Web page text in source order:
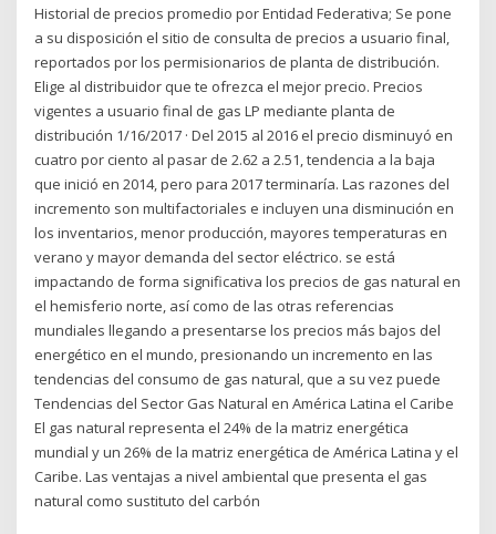
Historial de precios promedio por Entidad Federativa; Se pone
a su disposición el sitio de consulta de precios a usuario final,
reportados por los permisionarios de planta de distribución.
Elige al distribuidor que te ofrezca el mejor precio. Precios
vigentes a usuario final de gas LP mediante planta de
distribución 1/16/2017 · Del 2015 al 2016 el precio disminuyó en
cuatro por ciento al pasar de 2.62 a 2.51, tendencia a la baja
que inició en 2014, pero para 2017 terminaría. Las razones del
incremento son multifactoriales e incluyen una disminución en
los inventarios, menor producción, mayores temperaturas en
verano y mayor demanda del sector eléctrico. se está
impactando de forma significativa los precios de gas natural en
el hemisferio norte, así como de las otras referencias
mundiales llegando a presentarse los precios más bajos del
energético en el mundo, presionando un incremento en las
tendencias del consumo de gas natural, que a su vez puede
Tendencias del Sector Gas Natural en América Latina el Caribe
El gas natural representa el 24% de la matriz energética
mundial y un 26% de la matriz energética de América Latina y el
Caribe. Las ventajas a nivel ambiental que presenta el gas
natural como sustituto del carbón